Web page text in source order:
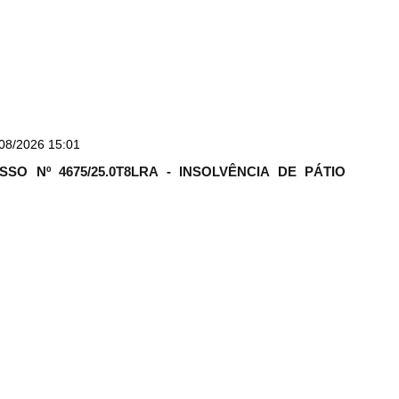
2026 15:01
Nº 4675/25.0T8LRA - INSOLVÊNCIA DE PÁTIO